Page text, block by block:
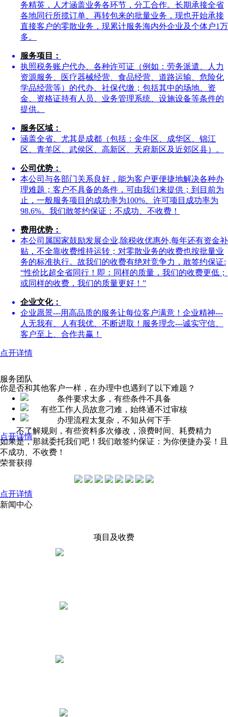
务精英，人才涵盖业务各环节，分工合作。长期承接全省
各地同行所揽订单、再转包来的批量业务，现也开始承接
直接客户的零散业务，现累计服务海内外企业及个体户1万
多。
服务项目：
执照税务账户代办、各种许可证（例如：劳务派遣、人力
资源服务、医疗器械经营、食品经营、道路运输、危险化
学品经营等）的代办、社保代缴；包括其中的场地、资
金、资格证持有人员、业务管理系统、设施设备等条件的
提供。
服务区域：
涵盖全省、尤其是成都（包括：金牛区、成华区、锦江
区、青羊区、武侯区、高新区、天府新区及近郊区县）。
公司优势：
本公司与各部门关系良好，能为客户更便捷地解决各种办
理难题；客户不具备的条件，可由我们来提供；到目前为
止，一般服务项目的成功率为100%、许可项目成功率为
98.6%。我们敢签约保证：不成功、不收费！
费用优势：
本公司属国家鼓励发展企业,除税收优惠外,每年还有资金补
贴，不全靠收费维持运转；对零散业务的收费也按批量业
务的标准执行。故我们的收费有绝对竞争力，敢签约保证:
“性价比超全省同行！即：同样的质量，我们的收费更低；
或同样的收费，我们的质量更好！”
企业文化：
企业愿景---用高品质的服务让每位客户满意！企业精神---
人无我有、人有我优、不断进取！服务理念---诚实守信、
客户至上、合作共赢！
点开详情
服务团队
点开详情
你是否和其他客户一样，在办理中也遇到了以下难题？
条件要求太多，有些条件不具备
有些工作人员故意刁难，始终通不过审核
办理流程太复杂，不知从何下手
不了解规则，有些资料多次修改，浪费时间、耗费精力
如果是，那就委托我们吧！我们敢签约保证：为你便捷办妥！且
不成功、不收费！
荣誉获得
点开详情
新闻中心
项目及收费